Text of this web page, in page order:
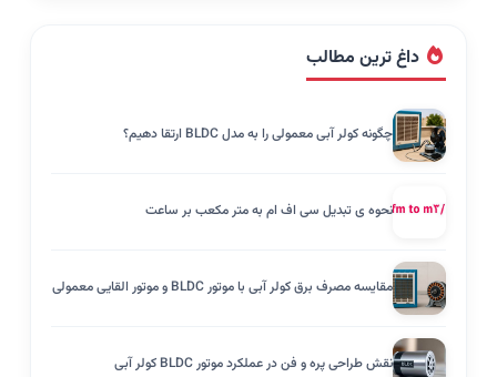
داغ ترین مطالب
چگونه کولر آبی معمولی را به مدل BLDC ارتقا دهیم؟
نحوه ی تبدیل سی اف ام به متر مکعب بر ساعت
مقایسه مصرف برق کولر آبی با موتور BLDC و موتور القایی معمولی
نقش طراحی پره و فن در عملکرد موتور BLDC کولر آبی